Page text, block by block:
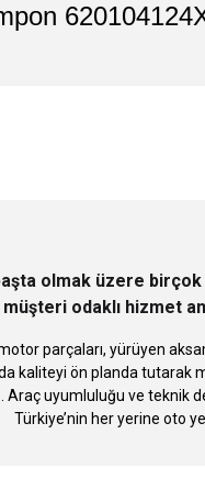
olmak üzere
müşteri odaklı hizmet
parçaları, yürüyen
kaliteyi ön planda tutarak
uyumluluğu ve teknik
Türkiye’nin her yerine oto